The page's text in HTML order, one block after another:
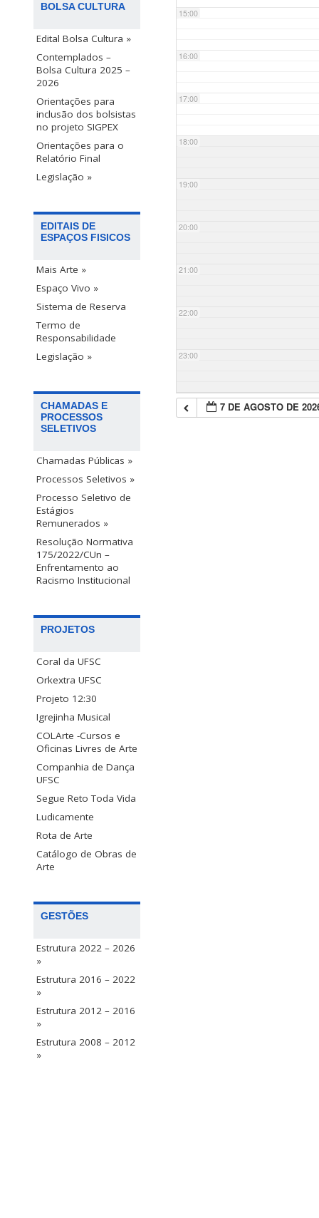
BOLSA CULTURA
Edital Bolsa Cultura »
Contemplados –
Bolsa Cultura 2025 –
2026
Orientações para
inclusão dos bolsistas
no projeto SIGPEX
Orientações para o
Relatório Final
Legislação »
EDITAIS DE
ESPAÇOS FISICOS
Mais Arte »
Espaço Vivo »
Sistema de Reserva
Termo de
Responsabilidade
Legislação »
CHAMADAS E
PROCESSOS
SELETIVOS
Chamadas Públicas »
Processos Seletivos »
Processo Seletivo de
Estágios
Remunerados »
Resolução Normativa
175/2022/CUn –
Enfrentamento ao
Racismo Institucional
PROJETOS
Coral da UFSC
Orkextra UFSC
Projeto 12:30
Igrejinha Musical
COLArte -Cursos e
Oficinas Livres de Arte
Companhia de Dança
UFSC
Segue Reto Toda Vida
Ludicamente
Rota de Arte
Catálogo de Obras de
Arte
GESTÕES
Estrutura 2022 – 2026
»
Estrutura 2016 – 2022
»
Estrutura 2012 – 2016
»
Estrutura 2008 – 2012
»
15:00
16:00
17:00
18:00
19:00
20:00
21:00
22:00
23:00
7 DE AGOSTO DE